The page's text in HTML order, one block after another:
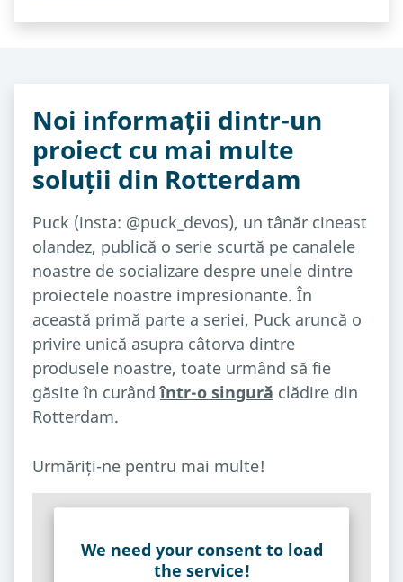
Noi informații dintr-un
proiect cu mai multe
soluții din Rotterdam
Puck (insta: @puck_devos), un tânăr cineast
olandez, publică o serie scurtă pe canalele
noastre de socializare despre unele dintre
proiectele noastre impresionante. În
această primă parte a seriei, Puck aruncă o
privire unică asupra câtorva dintre
produsele noastre, toate urmând să fie
găsite în curândîntr-o singură clădire din
Rotterdam.
Urmăriți-ne pentru mai multe!
We need your consent to load
the service!